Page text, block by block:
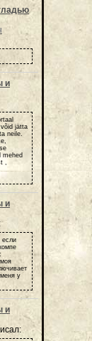
и
jätta
neile.
mehed
,
и
если
у
и